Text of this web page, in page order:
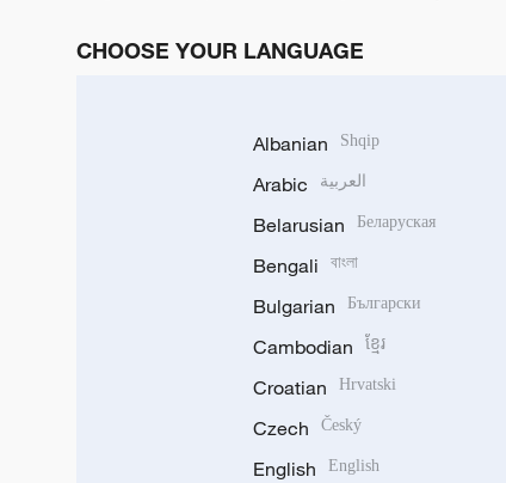
CHOOSE YOUR LANGUAGE
Albanian Shqip
Arabic العربية
Belarusian Беларуская
Bengali বাংলা
Bulgarian Български
Cambodian ខ្មែរ
Croatian Hrvatski
Czech Český
English English